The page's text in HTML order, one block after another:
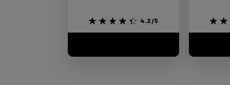
4.2/5